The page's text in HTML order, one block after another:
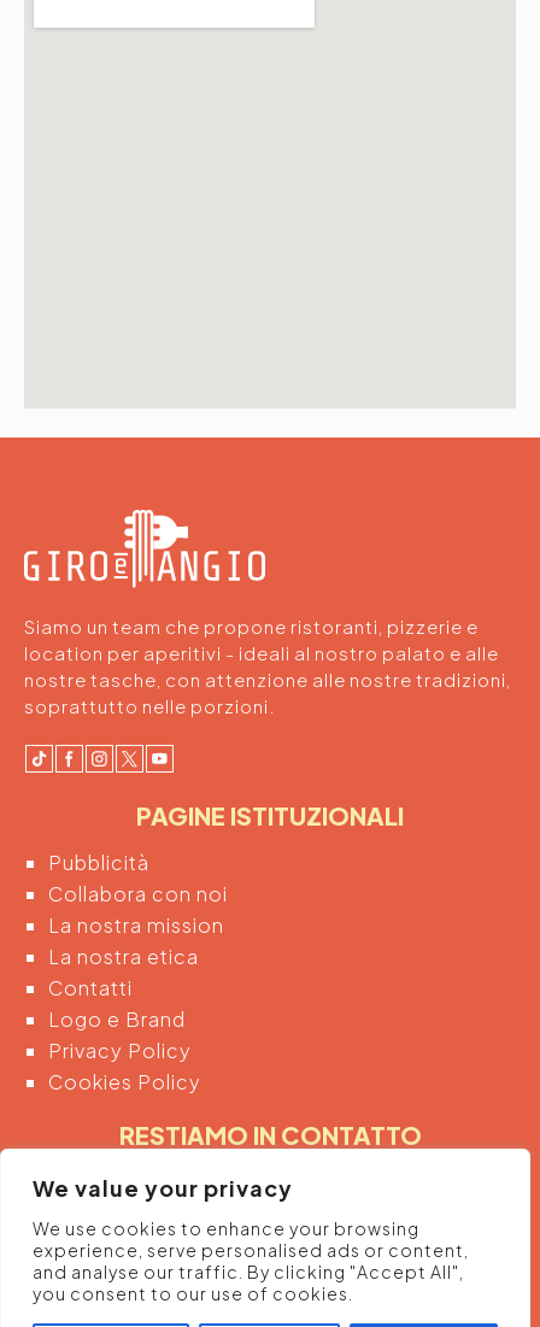
We value your privacy
We use cookies to enhance your browsing
experience, serve personalised ads or content,
and analyse our traffic. By clicking "Accept All",
you consent to our use of cookies.
Siamo un team che propone ristoranti, pizzerie e
location per aperitivi - ideali al nostro palato e alle
nostre tasche, con attenzione alle nostre tradizioni,
soprattutto nelle porzioni.
PAGINE ISTITUZIONALI
Pubblicità
Collabora con noi
La nostra mission
La nostra etica
Contatti
Logo e Brand
Privacy Policy
Cookies Policy
RESTIAMO IN CONTATTO
Inserendo di seguito la tua email acconsenti
automaticamente al trattamento dei tuoi dati
personali per ricevere informazioni e promozioni
dalla piattaforma.